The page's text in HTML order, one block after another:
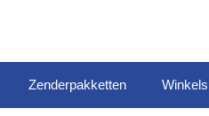
Zenderpakketten Winkels